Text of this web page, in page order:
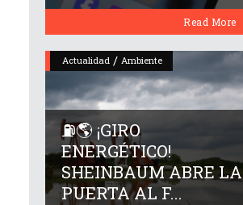
Read More
Actualidad / Ambiente
⛽🌎 ¡GIRO
ENERGÉTICO!
SHEINBAUM ABRE LA
PUERTA AL F...